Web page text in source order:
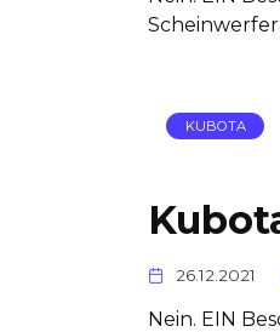
Scheinwerfer
KUBOTA
26.12.2021
Nein. EIN